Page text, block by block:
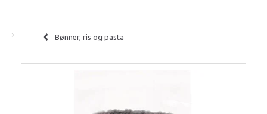
Bønner, ris og pasta